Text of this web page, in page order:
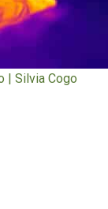
| Silvia Cogo